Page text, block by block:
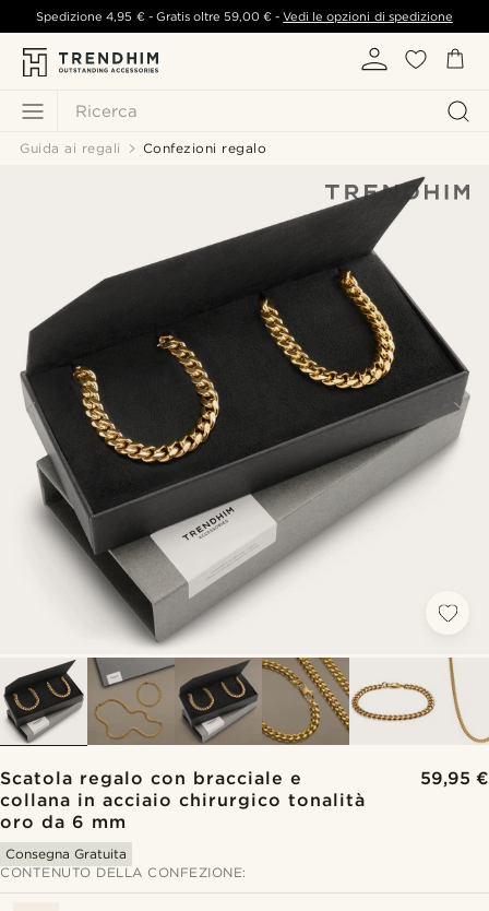
Ricerca
Spedizione4,95 €- Gratis oltre 59,00 € -Vedi le opzioni di spedizione
Guida ai regali Confezioni regalo
Scatola regalo con bracciale e
collana in acciaio chirurgico tonalità
oro da 6 mm
59,95 €
Consegna Gratuita
CONTENUTO DELLA CONFEZIONE: